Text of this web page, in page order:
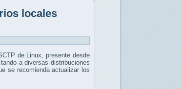
locales
de Linux, presente desde
a diversas distribuciones
se recomienda actualizar los